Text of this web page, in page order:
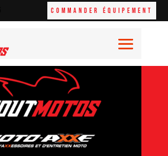
Commander équipement